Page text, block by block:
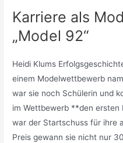
Karriere als
„Model 92“
Heidi Klums
einem Modelwettbewerb
war sie noch Schülerin und
im Wettbewerb **den ersten
war der Startschuss für ihre
Preis gewann sie nicht nur